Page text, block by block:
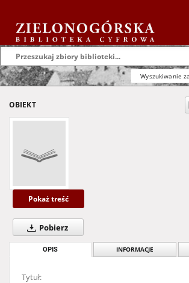
Wyszukiwanie
OBIEKT
Pokaż treść
Pobierz
OPIS INFORMACJE
Tytuł: